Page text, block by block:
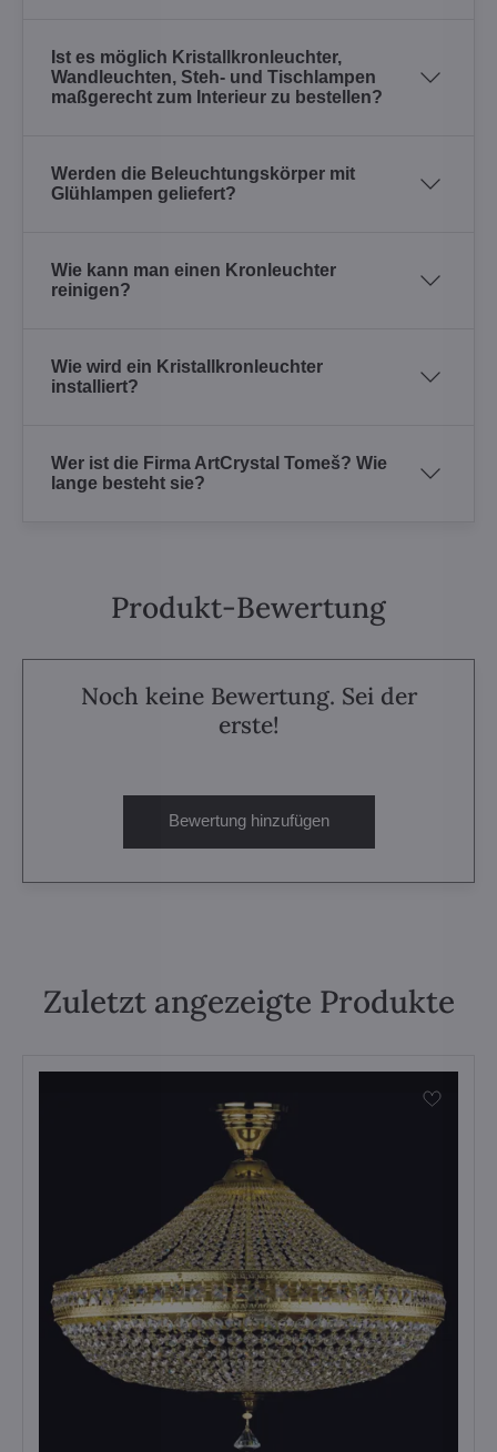
Ist es möglich Kristallkronleuchter,
Wandleuchten, Steh- und Tischlampen
maßgerecht zum Interieur zu bestellen?
Werden die Beleuchtungskörper mit
Glühlampen geliefert?
Wie kann man einen Kronleuchter
reinigen?
Wie wird ein Kristallkronleuchter
installiert?
Wer ist die Firma ArtCrystal Tomeš? Wie
lange besteht sie?
Produkt-Bewertung
Noch keine Bewertung. Sei der
erste!
Bewertung hinzufügen
Zuletzt angezeigte Produkte